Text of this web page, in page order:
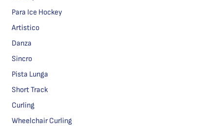
Para Ice Hockey
Artistico
Danza
Sincro
Pista Lunga
Short Track
Curling
Wheelchair Curling